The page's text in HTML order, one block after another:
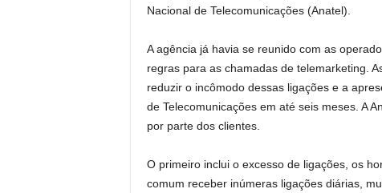
Nacional de Telecomunicações (Anatel).
A agência já havia se reunido com as
regras para as chamadas de telemarketing.
reduzir o incômodo dessas ligações e a
de Telecomunicações em até seis meses. A
por parte dos clientes.
O primeiro inclui o excesso de ligações, os
comum receber inúmeras ligações diárias,